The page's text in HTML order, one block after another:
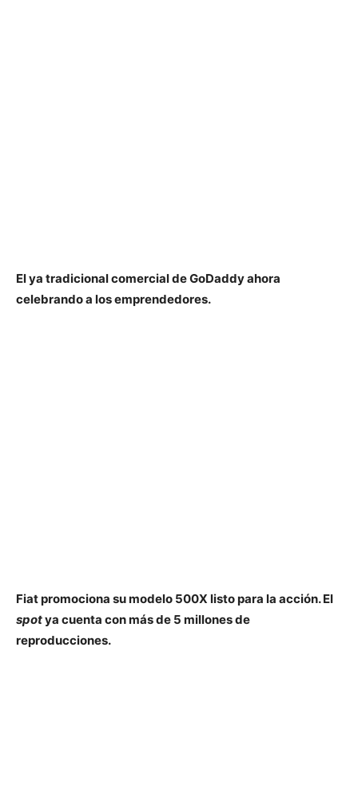
El ya tradicional comercial de GoDaddy ahora
celebrando a los emprendedores.
Fiat promociona su modelo 500X listo para la acción. El
spotya cuenta con más de 5 millones de
reproducciones.